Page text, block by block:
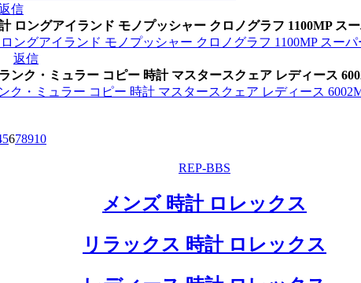
信
ロングアイランド モノプッシャー クロノグラフ 1100MP ス
ングアイランド モノプッシャー クロノグラフ 1100MP スーパ
返信
ンク・ミュラー コピー 時計 マスタースクェア レディース
・ミュラー コピー 時計 マスタースクェア レディース
5678910
REP-BBS
メンズ 時計 ロレックス
リラックス 時計 ロレックス